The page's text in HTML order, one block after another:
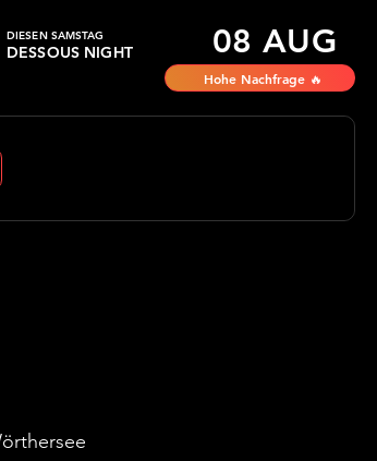
DESSOUS NIGHT 08 AUG
DIESEN SAMSTAG
Hohe Nachfrage 🔥